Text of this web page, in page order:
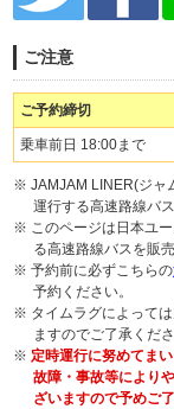
ご注意
ご予約締切
乗車前日 18:00まで
※ JAMJAM LINER(ジャ
運行する高速路線バ
※ このページは日本ユ
る高速路線バスを販
※ 予約前に必ずこちらの
予約ください。
※ タイムラグによって
ますのでご了承くださ
※ 定時運行に努めてま
故障・事故等により
ざいますので予めご